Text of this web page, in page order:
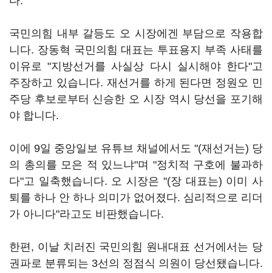
국민의힘 내부 갈등도 오 시장에겐 부담으로 작용합
니다. 장동혁 국민의힘 대표는 투표용지 부족 사태를
이유로 "지방선거를 사실상 다시 실시해야 한다"고
주장하고 있습니다. 재선거를 하게 된다면 정원오 민
주당 후보로부터 신승한 오 시장 역시 당선을 포기해
야 합니다.
이에 9일 중앙일보 유튜브 채널에서도 "(재선거는) 당
의 총의를 모은 적 있느냐"며 "정치적 구호에 불과하
다"고 일축했습니다. 오 시장은 "(장 대표는) 이미 사
퇴를 하나 안 하나 의미가 없어졌다. 심리적으로 리더
가 아니다"라고도 비판했습니다.
한편, 이날 치러진 국민의힘 원내대표 선거에서는 당
권파로 분류되는 3선의 정점식 의원이 당선됐습니다.